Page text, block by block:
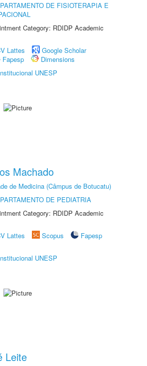
DE FISIOTERAPIA E
Category: RDIDP Academic
Lattes
Google Scholar
Fapesp
Dimensions
UNESP
Machado
de Medicina (Câmpus de Botucatu)
DE PEDIATRIA
Category: RDIDP Academic
Lattes Scopus
Fapesp
UNESP
Leite